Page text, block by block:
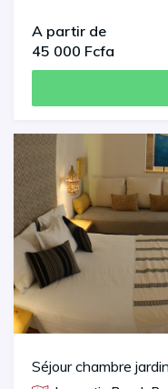
A partir de
45 000 Fcfa
Séjour chambre jardin